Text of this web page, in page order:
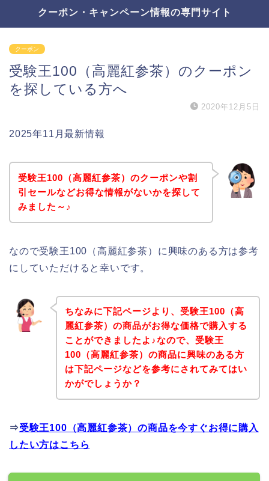
クーポン・キャンペーン情報の専門サイト
クーポン
受験王100（高麗紅参茶）のクーポン
を探している方へ
2020年12月5日
2025年11月最新情報
受験王100（高麗紅参茶）のクーポンや割
引セールなどお得な情報がないかを探して
みました～♪
なので受験王100（高麗紅参茶）に興味のある方は参考
にしていただけると幸いです。
ちなみに下記ページより、受験王100（高
麗紅参茶）の商品がお得な価格で購入する
ことができましたよ♪なので、受験王
100（高麗紅参茶）の商品に興味のある方
は下記ページなどを参考にされてみてはい
かがでしょうか？
⇒受験王100（高麗紅参茶）の商品を今すぐお得に購入
したい方はこちら